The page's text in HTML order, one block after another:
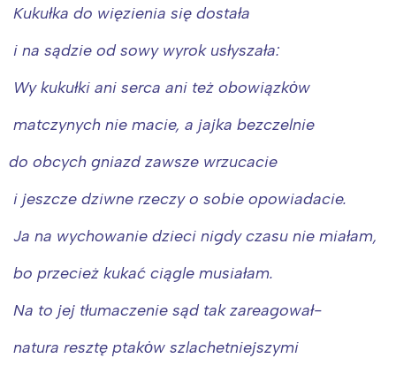
Kukułka do więzienia się dostała
i na sądzie od sowy wyrok usłyszała:
Wy kukułki ani serca ani też obowiązkȯw
matczynych nie macie, a jajka bezczelnie
do obcych gniazd zawsze wrzucacie
i jeszcze dziwne rzeczy o sobie opowiadacie.
Ja na wychowanie dzieci nigdy czasu nie miałam,
bo przecież kukać ciągle musiałam.
Na to jej tłumaczenie sąd tak zareagował-
natura resztę ptakȯw szlachetniejszymi